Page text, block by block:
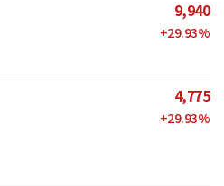
9,940
+29.93%
4,775
+29.93%